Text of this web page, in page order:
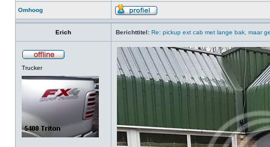
Omhoog
Erich Berichttitel: Re: pickup ext cab met lange bak, maar
Trucker